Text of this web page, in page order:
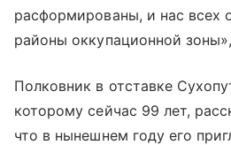
расформированы, и нас всех
районы оккупационной
Полковник в отставке
которому сейчас 99 лет,
что в нынешнем году его